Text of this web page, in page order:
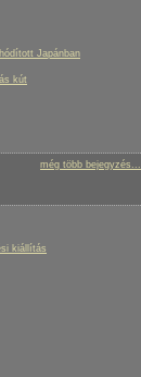
Japánban
kút
még több bejegyzés...
kiállítás